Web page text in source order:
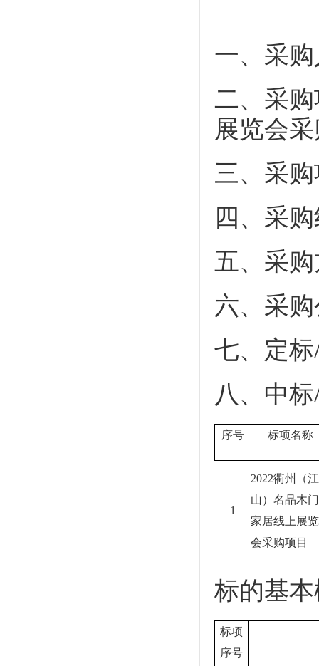
一、 采
二、 采
展览会
三、采
四、采
五、采
六、采
七、定标
八、中标
序号 标项名称
1
2022衢州（江
山）名品木门
家居线上展览
会采购项目
标的基
标项
序号